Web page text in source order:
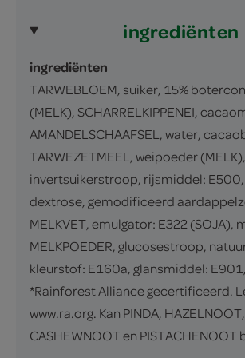
ingrediënten
ingrediënten
TARWEBLOEM, suiker, 15%
(MELK), SCHARRELKIPPENEI,
AMANDELSCHAAFSEL, water,
TARWEZETMEEL, weipoeder (MELK),
invertsuikerstroop, rijsmiddel:
dextrose, gemodificeerd
MELKVET, emulgator: E322 (SOJA),
MELKPOEDER, glucosestroop,
kleurstof: E160a, glansmiddel:
*Rainforest Alliance gecertificeerd.
www.ra.org. Kan PINDA,
CASHEWNOOT en PISTACHENOOT